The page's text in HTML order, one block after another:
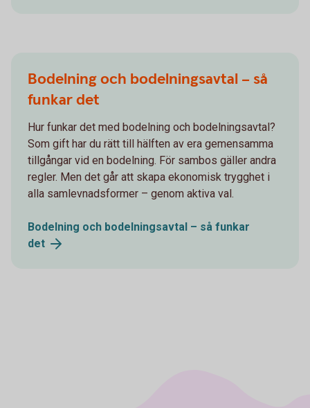
Bodelning och bodelningsavtal – så
funkar det
Hur funkar det med bodelning och bodelningsavtal?
Som gift har du rätt till hälften av era gemensamma
tillgångar vid en bodelning. För sambos gäller andra
regler. Men det går att skapa ekonomisk trygghet i
alla samlevnadsformer – genom aktiva val.
Bodelning och bodelningsavtal – så funkar
det